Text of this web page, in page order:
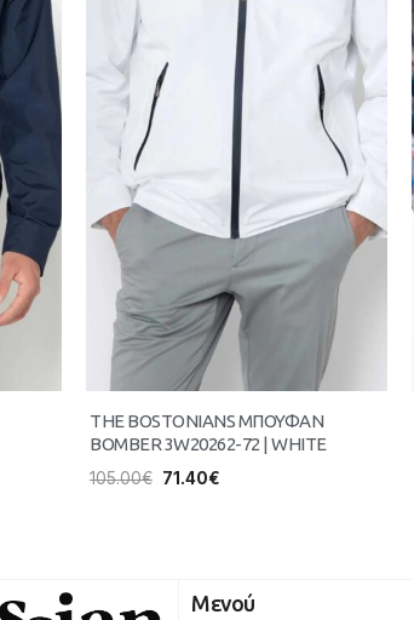
THE BOSTONIANS ΜΠΟΥΦΑΝ
BOMBER 3W20262-72 | WHITE
105.00€ 71.40€
Μενού